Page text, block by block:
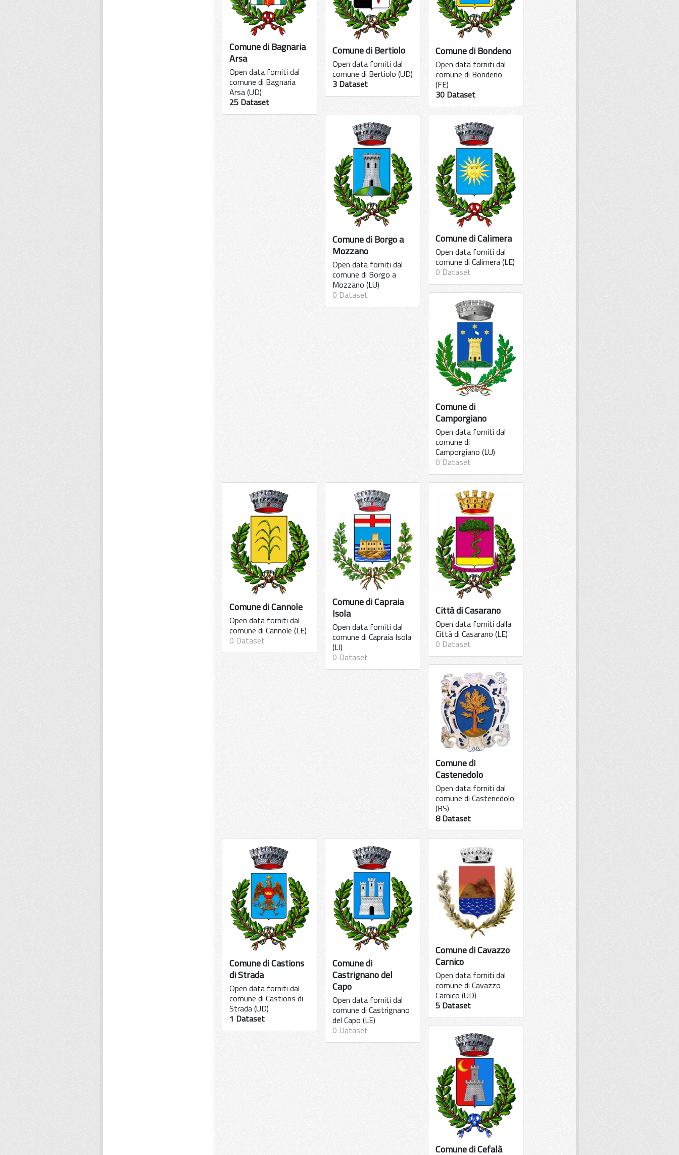
Comune di Bagnaria
Arsa
Open data forniti dal
comune di Bagnaria
Arsa (UD)
25 Dataset
Comune di Bertiolo
Open data forniti dal
comune di Bertiolo (UD)
3 Dataset
Comune di Bondeno
Open data forniti dal
comune di Bondeno
(FE)
30 Dataset
Comune di Borgo a
Mozzano
Open data forniti dal
comune di Borgo a
Mozzano (LU)
0 Dataset
Comune di Calimera
Open data forniti dal
comune di Calimera (LE)
0 Dataset
Comune di
Camporgiano
Open data forniti dal
comune di
Camporgiano (LU)
0 Dataset
Comune di Cannole
Open data forniti dal
comune di Cannole (LE)
0 Dataset
Comune di Capraia
Isola
Open data forniti dal
comune di Capraia Isola
(LI)
0 Dataset
Città di Casarano
Open data forniti dalla
Città di Casarano (LE)
0 Dataset
Comune di
Castenedolo
Open data forniti dal
comune di Castenedolo
(BS)
8 Dataset
Comune di Castions
di Strada
Open data forniti dal
comune di Castions di
Strada (UD)
1 Dataset
Comune di
Castrignano del
Capo
Open data forniti dal
comune di Castrignano
del Capo (LE)
0 Dataset
Comune di Cavazzo
Carnico
Open data forniti dal
comune di Cavazzo
Carnico (UD)
5 Dataset
Comune di Cefalà